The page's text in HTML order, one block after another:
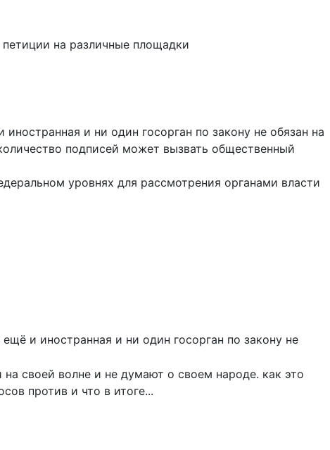
на различные площадки
и ни один госорган по закону не обязан на
подписей может вызвать общественный
уровнях для рассмотрения органами власти
и иностранная и ни один госорган по закону не
своей волне и не думают о своем народе. как это
против и что в итоге...